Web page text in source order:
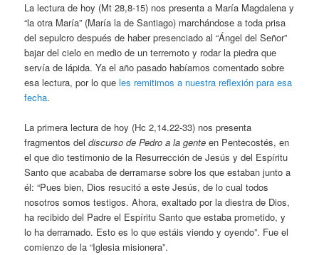
La lectura de hoy (Mt 28,8-15) nos presenta a María Magdalena y
“la otra María” (María la de Santiago) marchándose a toda prisa
del sepulcro después de haber presenciado al “Ángel del Señor”
bajar del cielo en medio de un terremoto y rodar la piedra que
servía de lápida. Ya el año pasado habíamos comentado sobre
esa lectura, por lo queles remitimos a nuestra reflexión para esa
fecha.
La primera lectura de hoy (Hc 2,14.22-33) nos presenta
fragmentos deldiscurso de Pedro a la gente en Pentecostés, en
el que dio testimonio de la Resurrección de Jesús y del Espíritu
Santo que acababa de derramarse sobre los que estaban junto a
él: “Pues bien, Dios resucitó a este Jesús, de lo cual todos
nosotros somos testigos. Ahora, exaltado por la diestra de Dios,
ha recibido del Padre el Espíritu Santo que estaba prometido, y
lo ha derramado. Esto es lo que estáis viendo y oyendo”. Fue el
comienzo de la “Iglesia misionera”.